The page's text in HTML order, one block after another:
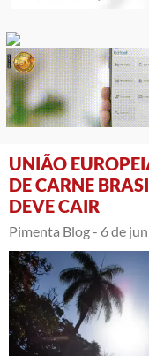
UNIÃO
DE CARNE
DEVE CAIR
Pimenta Blog - 6 de